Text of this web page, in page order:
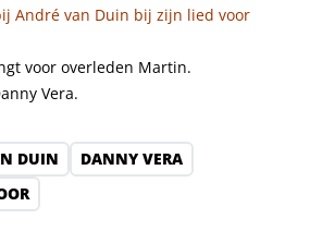
André van Duin bij zijn lied voor
Vera.
DUIN
DANNY VERA